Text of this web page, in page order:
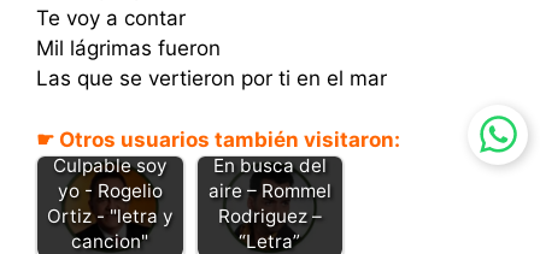
Te voy a contar
Mil lágrimas fueron
Las que se vertieron por ti en el mar
☛ Otros usuarios también visitaron:
Culpable soy
yo - Rogelio
Ortiz - "letra y
cancion"
En busca del
aire – Rommel
Rodriguez –
“Letra”